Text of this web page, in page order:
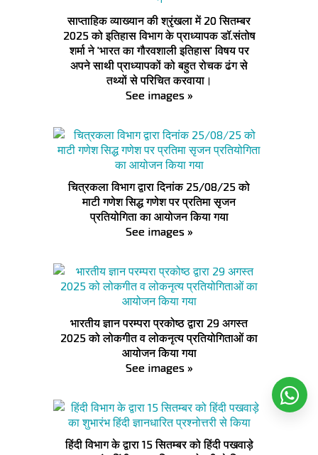
साप्ताहिक व्याख्यान की श्रृंखला में 20 सितम्बर
2025 को इतिहास विभाग के प्राध्यापक डॉ.संतोष
शर्मा ने 'भारत का गौरवशाली इतिहास' विषय पर
अपने साथी प्राध्यापकों को बहुत रोचक ढंग से
तथ्यों से परिचित करवाया।
See images »
चित्रकला विभाग द्वारा दिनांक 25/08/25 को
माटी गणेश सिद्ध गणेश पर प्रतिमा सृजन
प्रतियोगिता का आयोजन किया गया
See images »
भारतीय ज्ञान परम्परा प्रकोष्ठ द्वारा 29 अगस्त
2025 को लोकगीत व लोकनृत्य प्रतियोगिताओं का
आयोजन किया गया
See images »
हिंदी विभाग के द्वारा 15 सितम्बर को हिंदी पखवाड़े